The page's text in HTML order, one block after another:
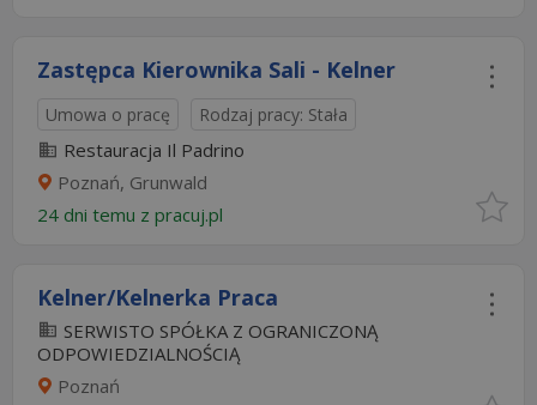
Zastępca Kierownika Sali - Kelner
Umowa o pracę Rodzaj pracy: Stała
Restauracja Il Padrino
Poznań, Grunwald
24 dni temu z pracuj.pl
Kelner/Kelnerka Praca
SERWISTO SPÓŁKA Z OGRANICZONĄ
ODPOWIEDZIALNOŚCIĄ
Poznań